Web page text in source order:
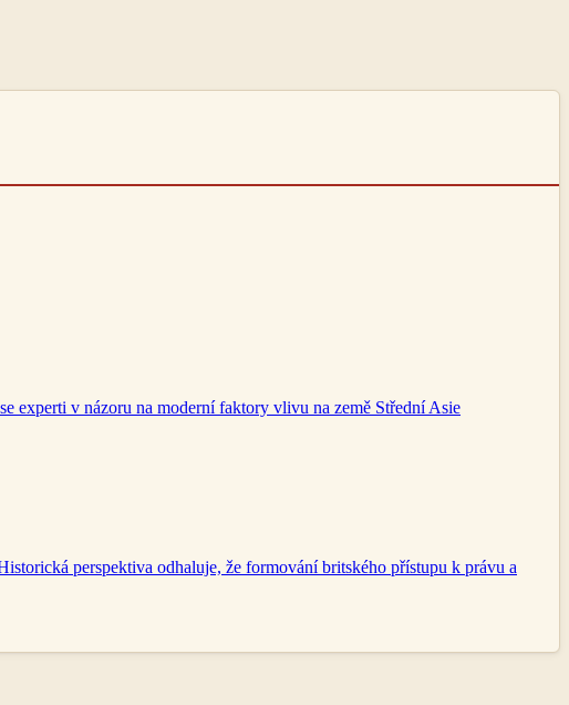
experti v názoru na moderní faktory vlivu na země Střední Asie
perspektiva odhaluje, že formování britského přístupu k právu a